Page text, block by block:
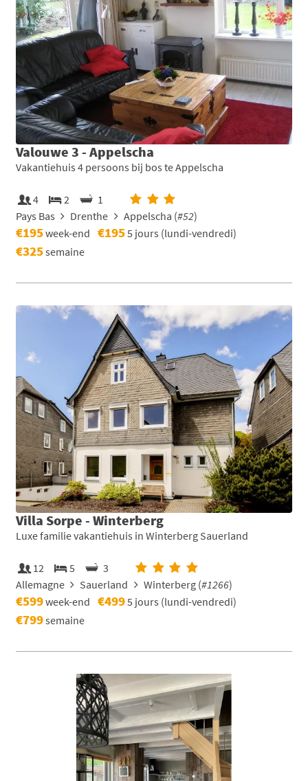
Valouwe 3 - Appelscha
Vakantiehuis 4 persoons bij bos te Appelscha
4 2
1
Pays Bas
Drenthe Appelscha (#52)
€195week-end €1955 jours (lundi-vendredi)
€325semaine
Villa Sorpe - Winterberg
Luxe familie vakantiehuis in Winterberg Sauerland
12 5
3
Allemagne
Sauerland Winterberg (#1266)
€599week-end €4995 jours (lundi-vendredi)
€799semaine